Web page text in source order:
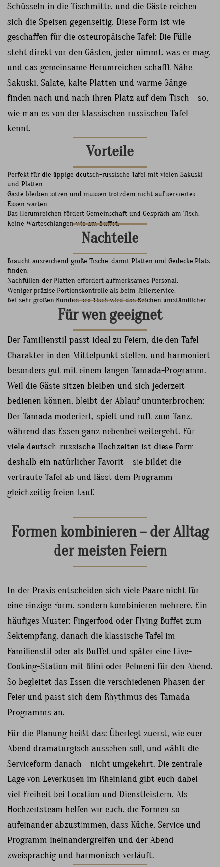
Schüsseln in die Tischmitte, und die Gäste reichen
sich die Speisen gegenseitig. Diese Form ist wie
geschaffen für die osteuropäische Tafel: Die Fülle
steht direkt vor den Gästen, jeder nimmt, was er mag,
und das gemeinsame Herumreichen schafft Nähe.
Sakuski, Salate, kalte Platten und warme Gänge
finden nach und nach ihren Platz auf dem Tisch – so,
wie man es von der klassischen russischen Tafel
kennt.
Vorteile
Perfekt für die üppige deutsch-russische Tafel mit vielen Sakuski
und Platten.
Gäste bleiben sitzen und müssen trotzdem nicht auf serviertes
Essen warten.
Das Herumreichen fördert Gemeinschaft und Gespräch am Tisch.
Keine Warteschlangen wie am Buffet.
Nachteile
Braucht ausreichend große Tische, damit Platten und Gedecke Platz
finden.
Nachfüllen der Platten erfordert aufmerksames Personal.
Weniger präzise Portionskontrolle als beim Tellerservice.
Bei sehr großen Runden pro Tisch wird das Reichen umständlicher.
Für wen geeignet
Der Familienstil passt ideal zu Feiern, die den Tafel-
Charakter in den Mittelpunkt stellen, und harmoniert
besonders gut mit einem langen Tamada-Programm.
Weil die Gäste sitzen bleiben und sich jederzeit
bedienen können, bleibt der Ablauf ununterbrochen:
Der Tamada moderiert, spielt und ruft zum Tanz,
während das Essen ganz nebenbei weitergeht. Für
viele deutsch-russische Hochzeiten ist diese Form
deshalb ein natürlicher Favorit – sie bildet die
vertraute Tafel ab und lässt dem Programm
gleichzeitig freien Lauf.
Formen kombinieren – der Alltag
der meisten Feiern
In der Praxis entscheiden sich viele Paare nicht für
eine einzige Form, sondern kombinieren mehrere. Ein
häufiges Muster: Fingerfood oder Flying Buffet zum
Sektempfang, danach die klassische Tafel im
Familienstil oder als Buffet und später eine Live-
Cooking-Station mit Blini oder Pelmeni für den Abend.
So begleitet das Essen die verschiedenen Phasen der
Feier und passt sich dem Rhythmus des Tamada-
Programms an.
Für die Planung heißt das: Überlegt zuerst, wie euer
Abend dramaturgisch aussehen soll, und wählt die
Serviceform danach – nicht umgekehrt. Die zentrale
Lage von Leverkusen im Rheinland gibt euch dabei
viel Freiheit bei Location und Dienstleistern. Als
Hochzeitsteam helfen wir euch, die Formen so
aufeinander abzustimmen, dass Küche, Service und
Programm ineinandergreifen und der Abend
zweisprachig und harmonisch verläuft.